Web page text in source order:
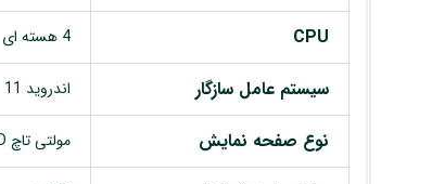
CPU 4 هسته ای
سیستم عامل سازگار اندروید 11
نوع صفحه نمایش مولتی تاچ IPS-LED